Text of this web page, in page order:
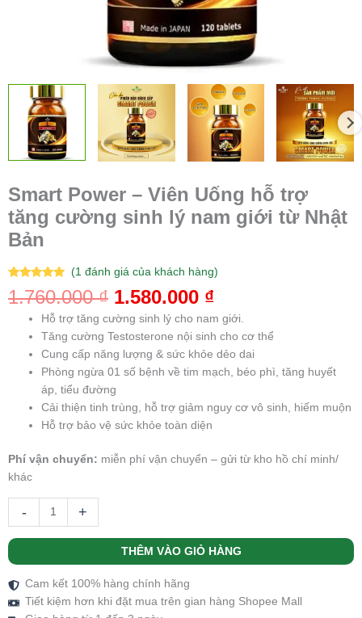
Smart Power – Viên Uống hỗ trợ
tăng cường sinh lý nam giới từ Nhật
Bản
5.00trên 5
dựa trên
1
(1đánh giá của khách hàng)
1.760.000₫ 1.580.000 ₫
Hỗ trợ tăng cường sinh lý cho nam giới.
Tăng cường Testosterone nội sinh cho cơ thể
Cung cấp năng lượng & sức khỏe dẻo dai
Phòng ngừa 01 số bệnh về tim mạch, béo phì, tăng huyết
áp, tiểu đường
Cải thiện tinh trùng, hỗ trợ giảm nguy cơ vô sinh, hiếm muộn
Hỗ trợ bảo vệ sức khỏe toàn diện
Phí vận chuyển: miễn phí vận chuyển – gửi từ kho hồ chí minh/
khác
-
lượng
+
THÊM VÀO GIỎ HÀNG
Cam kết 100% hàng chính hãng
Tiết kiệm hơn khi đặt mua trên gian hàng Shopee Mall